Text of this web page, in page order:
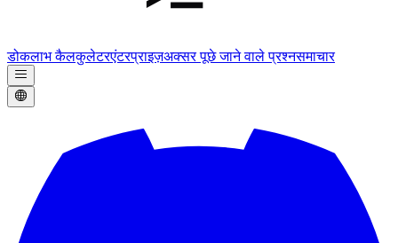
डोकलाभ कैलकुलेटरएंटरप्राइज़अक्सर पूछे जाने वाले प्रश्नसमाचार